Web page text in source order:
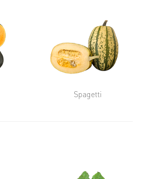
Spagetti